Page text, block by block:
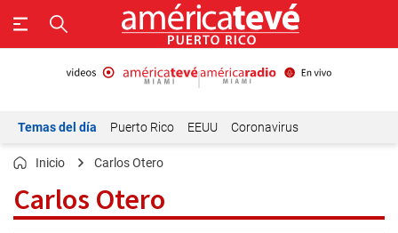
Temas del día Puerto Rico EEUU Coronavirus
Inicio Carlos Otero
Carlos Otero